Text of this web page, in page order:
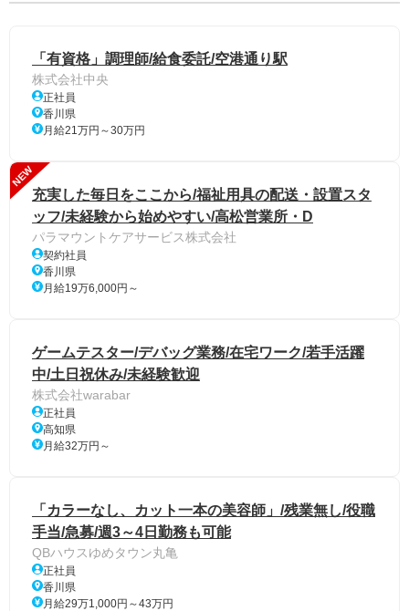
「有資格」調理師/給食委託/空港通り駅
株式会社中央
正社員
香川県
月給21万円～30万円
NEW
充実した毎日をここから/福祉用具の配送・設置スタ
ッフ/未経験から始めやすい/高松営業所・D
パラマウントケアサービス株式会社
契約社員
香川県
月給19万6,000円～
ゲームテスター/デバッグ業務/在宅ワーク/若手活躍
中/土日祝休み/未経験歓迎
株式会社warabar
正社員
高知県
月給32万円～
「カラーなし、カット一本の美容師」/残業無し/役職
手当/急募/週3～4日勤務も可能
QBハウスゆめタウン丸亀
正社員
香川県
月給29万1,000円～43万円